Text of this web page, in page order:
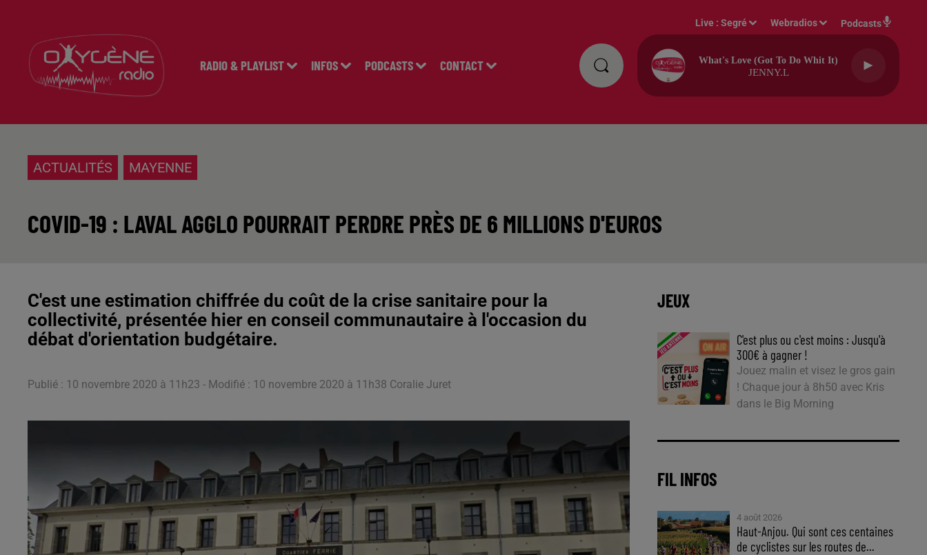
RADIO & PLAYLIST INFOS PODCASTS CONTACT
Live :Segré Webradios Podcasts
What's Love (got To Do Whit It)
JENNY.L
ACTUALITÉS MAYENNE
COVID-19 : LAVAL AGGLO POURRAIT PERDRE PRÈS DE 6 MILLIONS D'EUROS
C'est une estimation chiffrée du coût de la crise sanitaire pour la
collectivité, présentée hier en conseil communautaire à l'occasion du
débat d'orientation budgétaire.
Publié : 10 novembre 2020 à 11h23 - Modifié : 10 novembre 2020 à 11h38 Coralie Juret
JEUX
C'est plus ou c'est moins : Jusqu'à
300€ à gagner !
Jouez malin et visez le gros gain
! Chaque jour à 8h50 avec Kris
dans le Big Morning
FIL INFOS
4 août 2026
Haut-Anjou. Qui sont ces centaines
de cyclistes sur les routes de...